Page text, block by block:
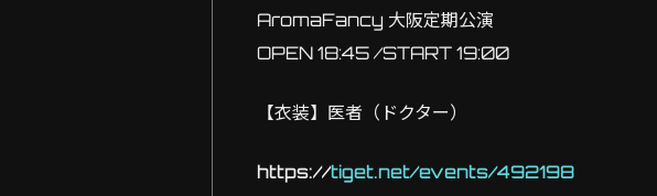
AromaFancy 大阪定期公演
OPEN 18:45 /START 19:00
【衣装】医者（ドクター）
https://tiget.net/events/492198